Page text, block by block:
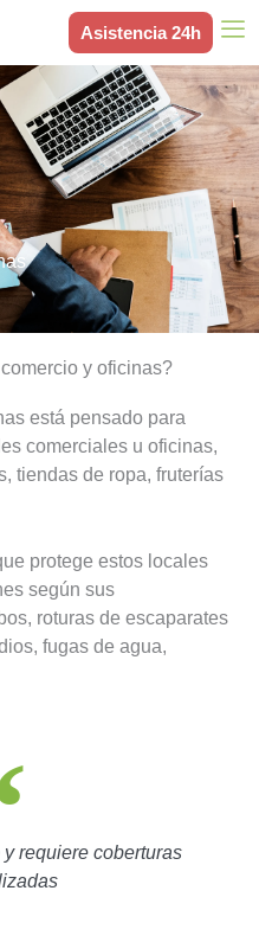
Asistencia 24h
y oficinas?
está pensado para
comerciales u oficinas,
tiendas de ropa, fruterías
protege estos locales
según sus
roturas de escaparates
fugas de agua,
requiere coberturas